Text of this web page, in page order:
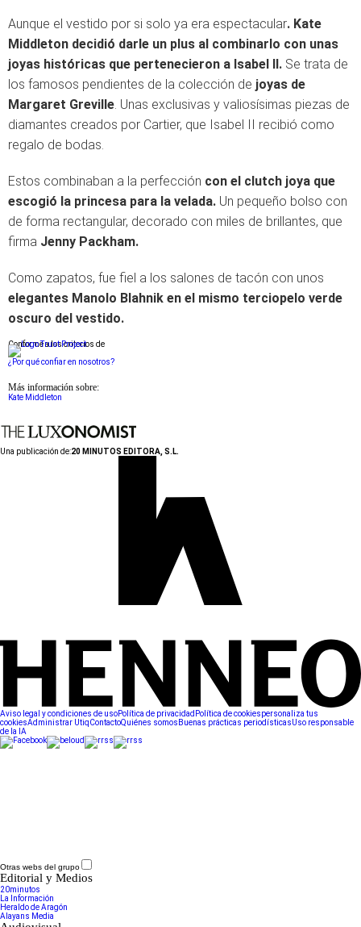
Aunque el vestido por si solo ya era espectacular. Kate
Middleton decidió darle un plus al combinarlo con unas
joyas históricas que pertenecieron a Isabel II. Se trata de
los famosos pendientes de la colección de joyas de
Margaret Greville. Unas exclusivas y valiosísimas piezas de
diamantes creados por Cartier, que Isabel II recibió como
regalo de bodas.
Estos combinaban a la perfección con el clutch joya que
escogió la princesa para la velada. Un pequeño bolso con
de forma rectangular, decorado con miles de brillantes, que
firma Jenny Packham.
Como zapatos, fue fiel a los salones de tacón con unos
elegantes Manolo Blahnik en el mismo terciopelo verde
oscuro del vestido.
Conforme a los criterios de
¿Por qué confiar en nosotros?
Más información sobre:
Kate Middleton
Una publicación de:20 MINUTOS EDITORA, S.L.
Aviso legal y condiciones de usoPolítica de privacidad Política de cookiespersonaliza tus
cookiesAdministrar UtiqContactoQuiénes somos Buenas prácticas periodísticasUso responsable
de la IA
Otras webs del grupo
Editorial y Medios
20minutos
La Información
Heraldo de Aragón
Alayans Media